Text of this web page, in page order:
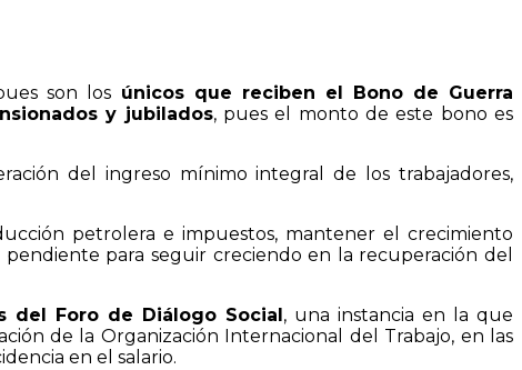
son los únicos que reciben el Bono de Guerra
y jubilados, pues el monto de este bono es
del ingreso mínimo integral de los trabajadores,
petrolera e impuestos, mantener el crecimiento
para seguir creciendo en la recuperación del
Foro de Diálogo Social , una instancia en la que
de la Organización Internacional del Trabajo, en las
en el salario.